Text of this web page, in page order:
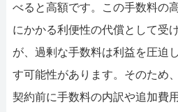
べると高額です。この手数料の
にかかる利便性の代償として受
が、過剰な手数料は利益を圧迫
す可能性があります。そのため
契約前に手数料の内訳や追加費